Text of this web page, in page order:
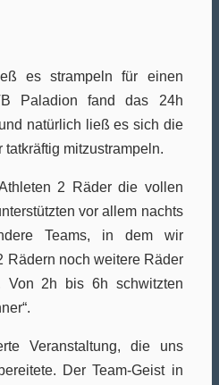
es strampeln für einen
Paladion fand das 24h
natürlich ließ es sich die
mitzustrampeln.
2 Räder die vollen
vor allem nachts
Teams, in dem wir
Rädern noch weitere Räder
Von 2h bis 6h schwitzten
Veranstaltung, die uns
Der Team-Geist in